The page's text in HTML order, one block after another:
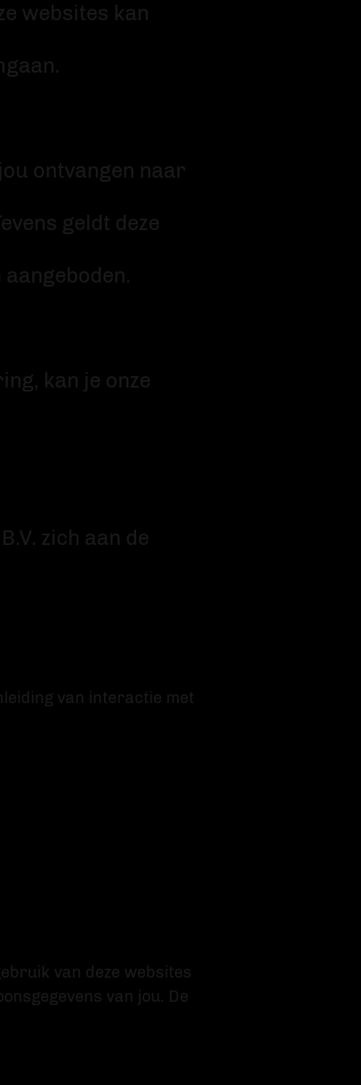
websites kan
ontvangen naar
geldt deze
kan je onze
zich aan de
van interactie met
van deze websites
van jou. De